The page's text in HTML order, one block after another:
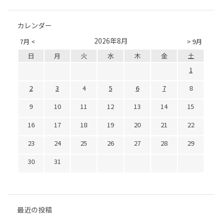
カレンダー
7月 < > 9月
2026年8月
日 月 火 水 木 金
土
1
2
3 4 5 6 7
8
9
10 11 12 13 14
15
16
17 18 19 20 21
22
23
24 25 26 27 28
29
30
31
最近の投稿